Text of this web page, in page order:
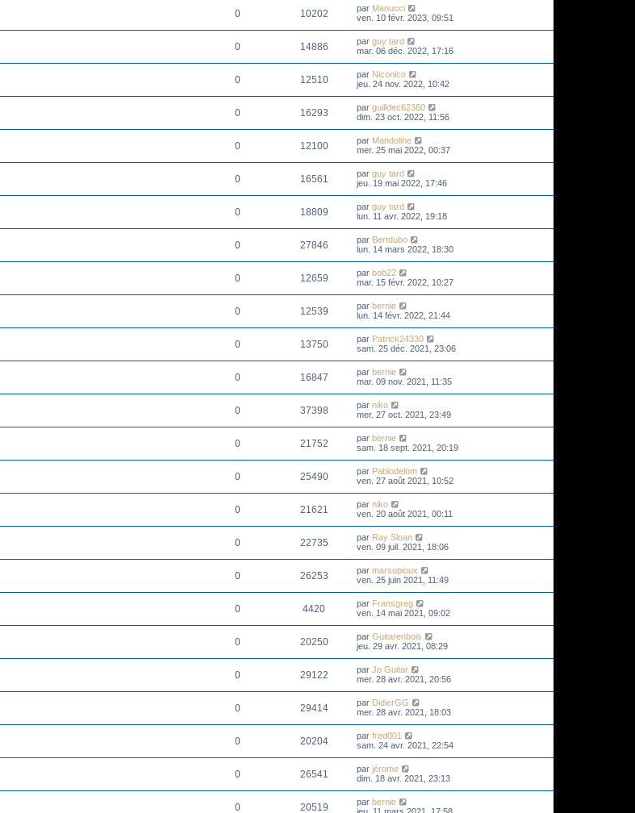
0 10202 par Manucci
ven. 10 févr. 2023, 09:51
0 14886 par guy tard
mar. 06 déc. 2022, 17:16
0 12510 par Niconico
jeu. 24 nov. 2022, 10:42
0 16293 par guilldec62360
dim. 23 oct. 2022, 11:56
0 12100 par Mandoline
mer. 25 mai 2022, 00:37
0 16561 par guy tard
jeu. 19 mai 2022, 17:46
0 18809 par guy tard
lun. 11 avr. 2022, 19:18
0 27846 par Bertdubo
lun. 14 mars 2022, 18:30
0 12659 par bob22
mar. 15 févr. 2022, 10:27
0 12539 par bernie
lun. 14 févr. 2022, 21:44
0 13750 par Patrick24330
sam. 25 déc. 2021, 23:06
0 16847 par bernie
mar. 09 nov. 2021, 11:35
0 37398 par niko
mer. 27 oct. 2021, 23:49
0 21752 par bernie
sam. 18 sept. 2021, 20:19
0 25490 par Pablodelom
ven. 27 août 2021, 10:52
0 21621 par niko
ven. 20 août 2021, 00:11
0 22735 par Ray Sloan
ven. 09 juil. 2021, 18:06
0 26253 par marsupioux
ven. 25 juin 2021, 11:49
0 4420 par Fransgreg
ven. 14 mai 2021, 09:02
0 20250 par Guitarenbois
jeu. 29 avr. 2021, 08:29
0 29122 par Jo Guitar
mer. 28 avr. 2021, 20:56
0 29414 par DidierGG
mer. 28 avr. 2021, 18:03
0 20204 par fred001
sam. 24 avr. 2021, 22:54
0 26541 par jérome
dim. 18 avr. 2021, 23:13
0 20519 par bernie
jeu. 11 mars 2021, 17:58